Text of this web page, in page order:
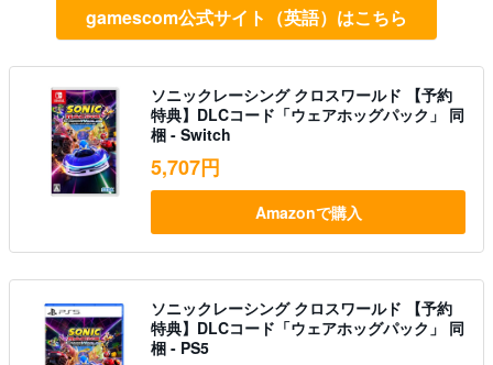
gamescom公式サイト（英語）はこちら
ソニックレーシング クロスワールド 【予約
特典】DLCコード「ウェアホッグパック」 同
梱 - Switch
5,707円
Amazonで購入
ソニックレーシング クロスワールド 【予約
特典】DLCコード「ウェアホッグパック」 同
梱 - PS5